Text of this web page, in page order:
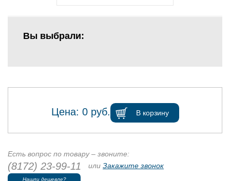
Вы выбрали:
Цена: 0руб. В корзину
Есть вопрос по товару – звоните:
(8172) 23-99-11 или Закажите звонок
Нашли дешевле?